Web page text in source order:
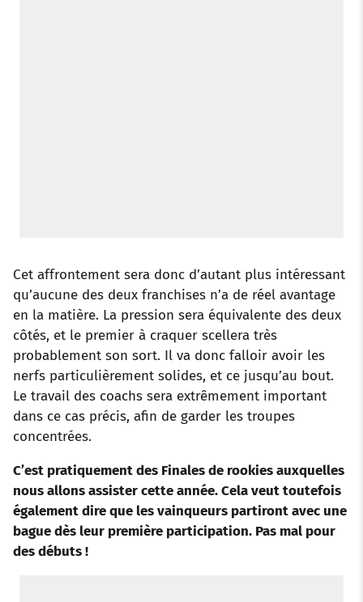
Cet affrontement sera donc d’autant plus intéressant
qu’aucune des deux franchises n’a de réel avantage
en la matière. La pression sera équivalente des deux
côtés, et le premier à craquer scellera très
probablement son sort. Il va donc falloir avoir les
nerfs particulièrement solides, et ce jusqu’au bout.
Le travail des coachs sera extrêmement important
dans ce cas précis, afin de garder les troupes
concentrées.
C’est pratiquement des Finales de rookiesauxquelles
nous allons assister cette année. Cela veut toutefois
également dire que les vainqueurs partiront avec une
bague dès leur première participation. Pas mal pour
des débuts !